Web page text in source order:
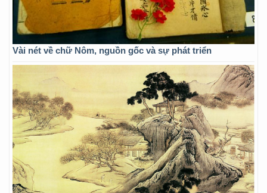
Vài nét về chữ Nôm, nguồn gốc và sự phát triển